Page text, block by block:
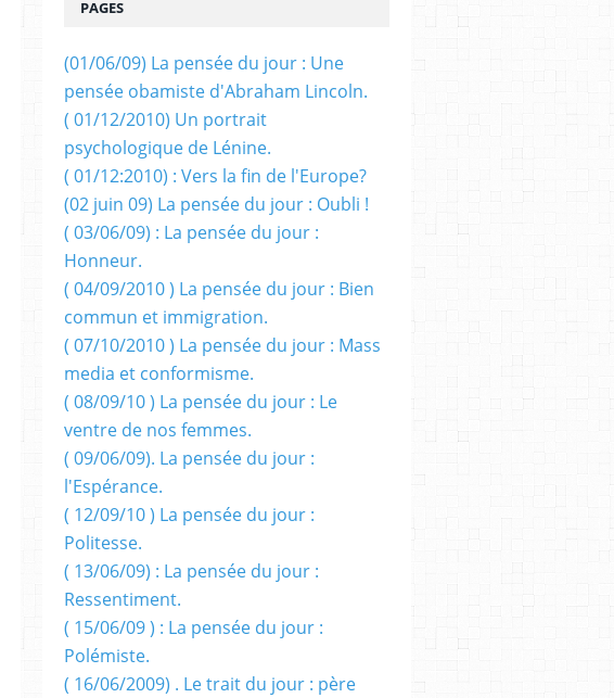
PAGES
(01/06/09) La pensée du jour : Une
pensée obamiste d'Abraham Lincoln.
( 01/12/2010) Un portrait
psychologique de Lénine.
( 01/12:2010) : Vers la fin de l'Europe?
(02 juin 09) La pensée du jour : Oubli !
( 03/06/09) : La pensée du jour :
Honneur.
( 04/09/2010 ) La pensée du jour : Bien
commun et immigration.
( 07/10/2010 ) La pensée du jour : Mass
media et conformisme.
( 08/09/10 ) La pensée du jour : Le
ventre de nos femmes.
( 09/06/09). La pensée du jour :
l'Espérance.
( 12/09/10 ) La pensée du jour :
Politesse.
( 13/06/09) : La pensée du jour :
Ressentiment.
( 15/06/09 ) : La pensée du jour :
Polémiste.
( 16/06/2009) . Le trait du jour : père